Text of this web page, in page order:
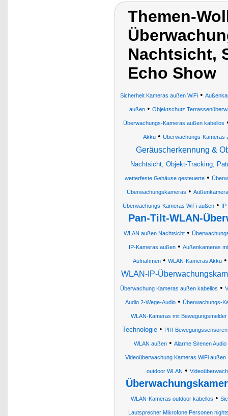
Themen-
Nachtsicht,
Echo Show
Sicherheit Kameras außen WiFi •
außen• Objektschutz
Überwachungs-Kameras außen kabellos
Akku • Überwachungs-Kameras
Geräuscherkennung &
Nachtsicht, Objekt-Tracking,
wetterfeste Gehäuse gesteuerte•
Überwachungskameras •
Überwachungs-Kameras WiFi außen •
Pan-Tilt-WLAN-
WLAN außen Nachtsicht•
IP-Kameras außen• Außenkameras
Aufnahmen • WLAN-Kameras Akku
WLAN-IP-
Überwachung Kameras außen kabellos •
Audio 2-Wege-Audio• Überwachungs-
WLAN-Kameras mit Bewegungsmelder
Technologie • PIR
WLAN außen• Alarme Sirenen
Videoüberwachung Kameras WiFi außen
outdoor WLAN •
WLAN-Kameras outdoor kabellos •
Lautsprecher Mikrofone Personen